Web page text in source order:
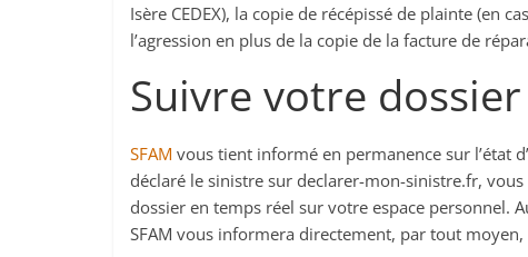
Isère CEDEX), la copie de récépissé de plainte (en
l’agression en plus de la copie de la facture de
Suivre votre
SFAM vous tient informé en permanence sur l’état
déclaré le sinistre sur declarer-mon-sinistre.fr,
dossier en temps réel sur votre espace personnel.
SFAM vous informera directement, par tout moyen,